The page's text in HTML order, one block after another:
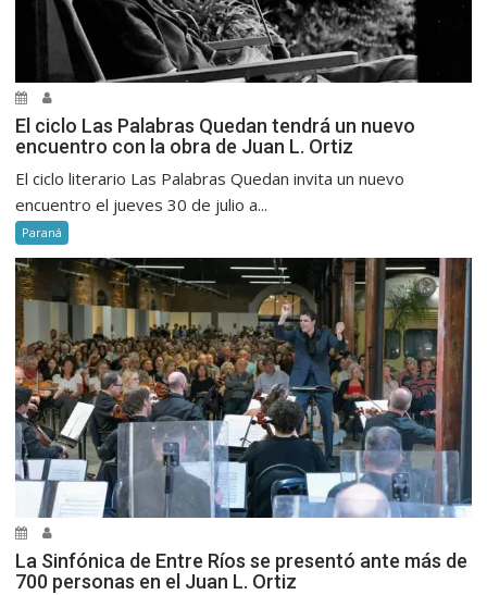
El ciclo Las Palabras Quedan tendrá un nuevo
encuentro con la obra de Juan L. Ortiz
El ciclo literario Las Palabras Quedan invita un nuevo
encuentro el jueves 30 de julio a...
Paraná
La Sinfónica de Entre Ríos se presentó ante más de
700 personas en el Juan L. Ortiz